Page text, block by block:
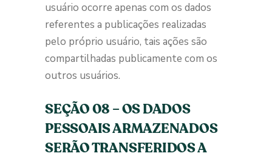
usuário ocorre apenas com os dados
referentes a publicações realizadas
pelo próprio usuário, tais ações são
compartilhadas publicamente com os
outros usuários.
SEÇÃO 08 – OS DADOS
PESSOAIS ARMAZENADOS
SERÃO TRANSFERIDOS A